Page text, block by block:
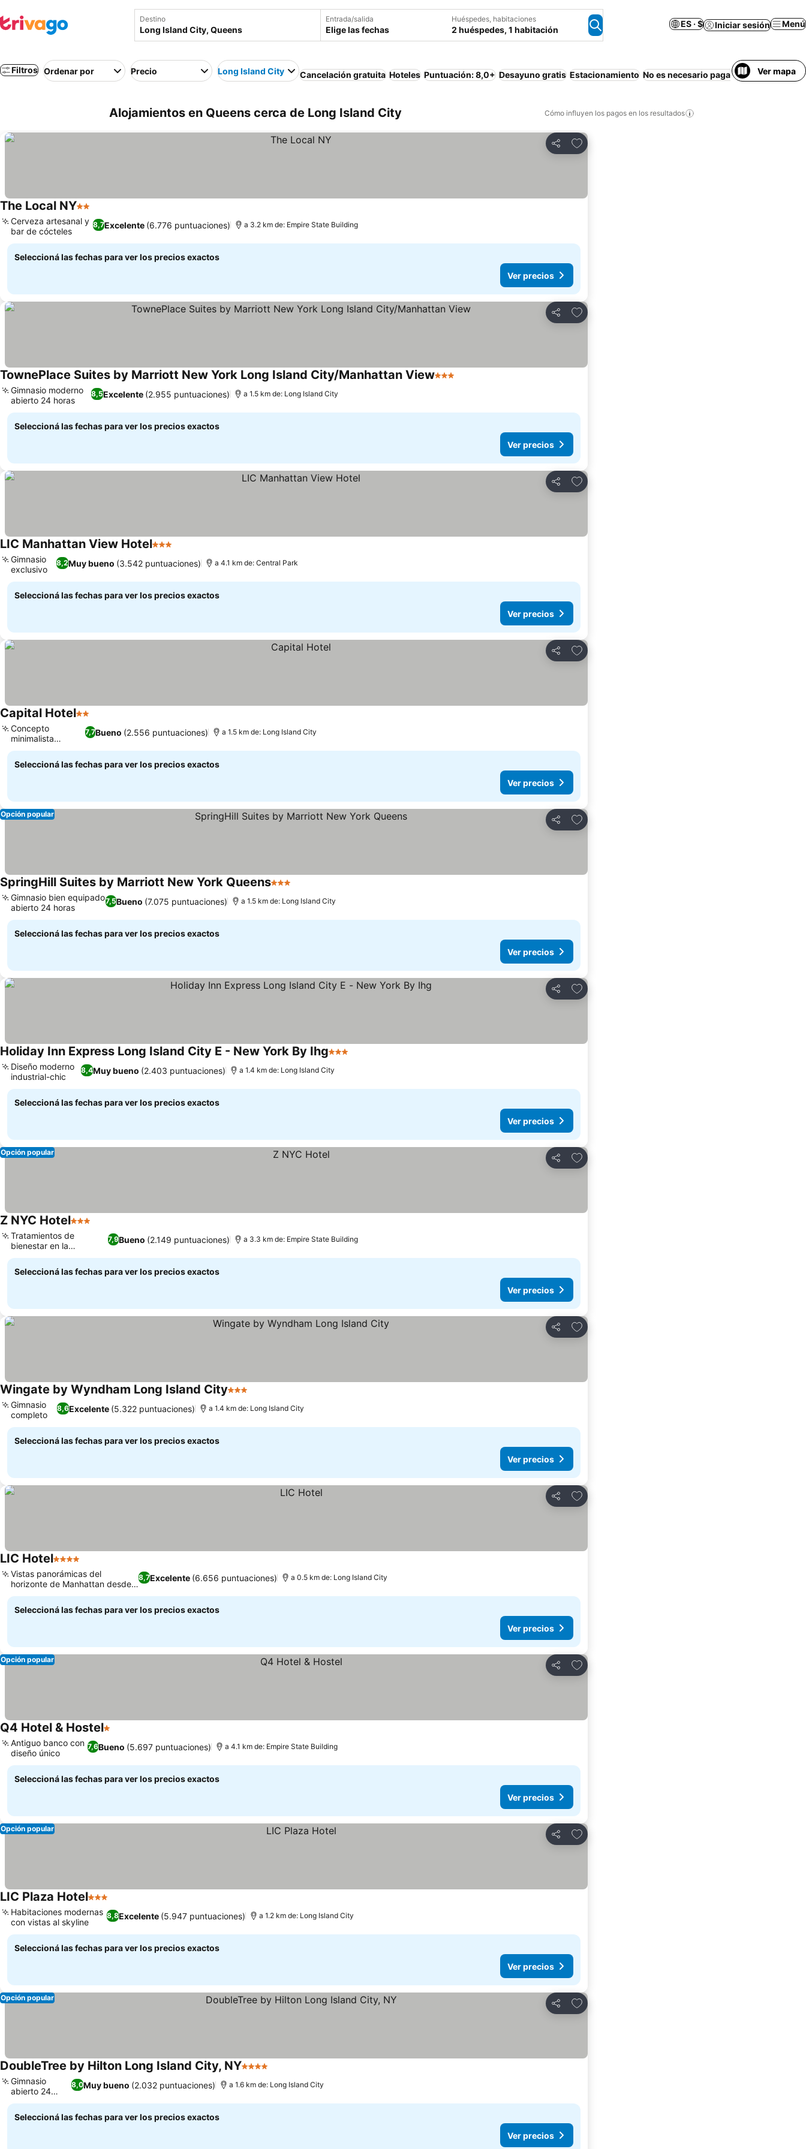
Destino Entrada/salida
Elige las fechas
Huéspedes, habitaciones
2 huéspedes, 1 habitación
ES · $ Iniciar sesión Menú
Filtros Ordenar por Precio Long Island City Cancelación gratuita Hoteles Puntuación: 8,0+ Desayuno gratis Estacionamiento No es necesario pagar por adelantado
Ver mapa
Alojamientos en Queens cerca de Long Island City Cómo influyen los pagos en los resultados
Compartir
Añadir a favoritos
The Local NY2 Estrellas
8,7Excelente (6.776 puntuaciones)
Cerveza artesanal y
bar de cócteles
a 3.2 km de: Empire State Building
Seleccioná las fechas para ver los precios exactos
Ver precios
Compartir
Añadir a favoritos
TownePlace Suites by Marriott New York Long Island City/Manhattan View3 Estrellas
8,5Excelente (2.955 puntuaciones)
Gimnasio moderno
abierto 24 horas
a 1.5 km de: Long Island City
Seleccioná las fechas para ver los precios exactos
Ver precios
Compartir
Añadir a favoritos
LIC Manhattan View Hotel3 Estrellas
8,2Muy bueno (3.542 puntuaciones)
Gimnasio
exclusivo
a 4.1 km de: Central Park
Seleccioná las fechas para ver los precios exactos
Ver precios
Compartir
Añadir a favoritos
Capital Hotel2 Estrellas
7,7Bueno (2.556 puntuaciones)
Concepto
minimalista
moderno
a 1.5 km de: Long Island City
Seleccioná las fechas para ver los precios exactos
Ver precios
Compartir
Añadir a favoritos
Opción popular
SpringHill Suites by Marriott New York Queens3 Estrellas
7,5Bueno (7.075 puntuaciones)
Gimnasio bien equipado
abierto 24 horas
a 1.5 km de: Long Island City
Seleccioná las fechas para ver los precios exactos
Ver precios
Compartir
Añadir a favoritos
Holiday Inn Express Long Island City E - New York By Ihg3 Estrellas
8,4Muy bueno (2.403 puntuaciones)
Diseño moderno
industrial-chic
a 1.4 km de: Long Island City
Seleccioná las fechas para ver los precios exactos
Ver precios
Compartir
Añadir a favoritos
Opción popular
Z NYC Hotel3 Estrellas
7,9Bueno (2.149 puntuaciones)
Tratamientos de
bienestar en la
habitación
a 3.3 km de: Empire State Building
Seleccioná las fechas para ver los precios exactos
Ver precios
Compartir
Añadir a favoritos
Wingate by Wyndham Long Island City3 Estrellas
8,6Excelente (5.322 puntuaciones)
Gimnasio
completo
a 1.4 km de: Long Island City
Seleccioná las fechas para ver los precios exactos
Ver precios
Compartir
Añadir a favoritos
LIC Hotel4 Estrellas
8,7Excelente (6.656 puntuaciones)
Vistas panorámicas del
horizonte de Manhattan desde
la azotea
a 0.5 km de: Long Island City
Seleccioná las fechas para ver los precios exactos
Ver precios
Compartir
Añadir a favoritos
Opción popular
Q4 Hotel & Hostel1 Estrellas
7,6Bueno (5.697 puntuaciones)
Antiguo banco con
diseño único
a 4.1 km de: Empire State Building
Seleccioná las fechas para ver los precios exactos
Ver precios
Compartir
Añadir a favoritos
Opción popular
LIC Plaza Hotel3 Estrellas
8,8Excelente (5.947 puntuaciones)
Habitaciones modernas
con vistas al skyline
a 1.2 km de: Long Island City
Seleccioná las fechas para ver los precios exactos
Ver precios
Compartir
Añadir a favoritos
Opción popular
DoubleTree by Hilton Long Island City, NY4 Estrellas
8,0Muy bueno (2.032 puntuaciones)
Gimnasio
abierto 24
horas
a 1.6 km de: Long Island City
Seleccioná las fechas para ver los precios exactos
Ver precios